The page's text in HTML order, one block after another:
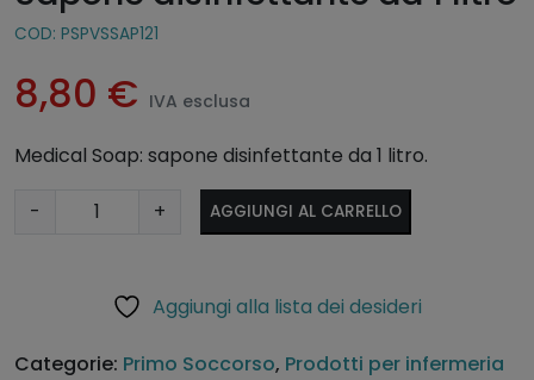
COD: PSPVSSAP121
8,80 € IVA esclusa
Medical Soap: sapone disinfettante da 1 litro.
-
d
+ AGGIUNGI AL CARRELLO
Aggiungi alla lista dei desideri
Categorie: Primo Soccorso, Prodotti per infermeria